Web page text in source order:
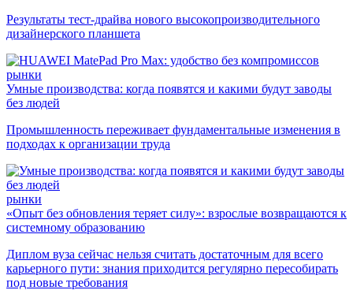
Результаты тест-драйва нового высокопроизводительного
дизайнерского планшета
рынки
Умные производства: когда появятся и какими будут заводы
без людей
Промышленность переживает фундаментальные изменения в
подходах к организации труда
рынки
«Опыт без обновления теряет силу»: взрослые возвращаются к
системному образованию
Диплом вуза сейчас нельзя считать достаточным для всего
карьерного пути: знания приходится регулярно пересобирать
под новые требования